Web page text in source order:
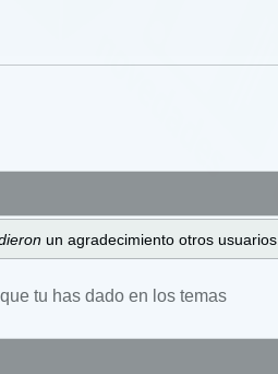
un agradecimiento otros usuarios.
tu has dado en los temas